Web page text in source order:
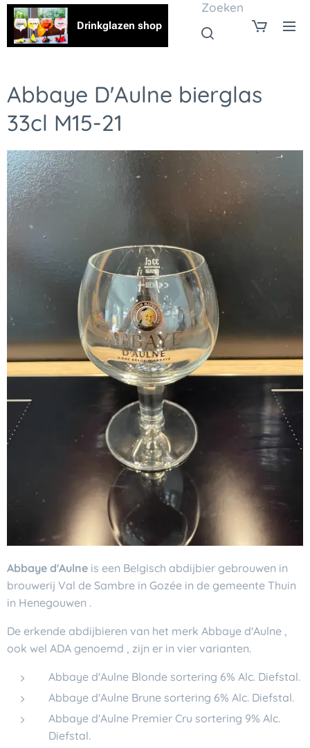
Drinkglazen shop
Zoeken
Abbaye D'Aulne bierglas
33cl M15-21
Abbaye d'Aulne is een Belgisch abdijbier gebrouwen in
brouwerij Val de Sambre in Gozée in de gemeente Thuin
in Henegouwen .
De erkende abdijbieren van het merk Abbaye d'Aulne
ook wel ADA genoemd , zijn er in vier varianten.
Abbaye d'Aulne Blonde sortering 6% Alc. Diefstal.
Abbaye d'Aulne Brune sortering 6% Alc. Diefstal.
Abbaye d'Aulne Premier Cru sortering 9% Alc.
Diefstal.